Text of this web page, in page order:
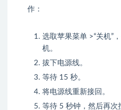
作：
选取苹果菜单 >“关机”
机。
拔下电源线。
等待 15 秒。
将电源线重新接回。
等待 5 秒钟，然后再次